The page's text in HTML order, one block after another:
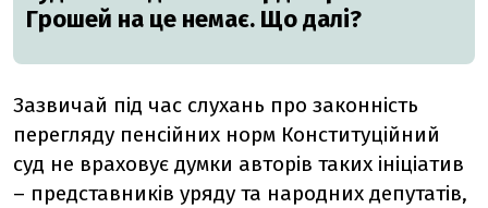
Грошей на це немає. Що далі?
Зазвичай під час слухань про законність
перегляду пенсійних норм Конституційний
суд не враховує думки авторів таких ініціатив
– представників уряду та народних депутатів,